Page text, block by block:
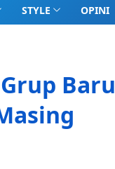
STYLE OPINI
Baru